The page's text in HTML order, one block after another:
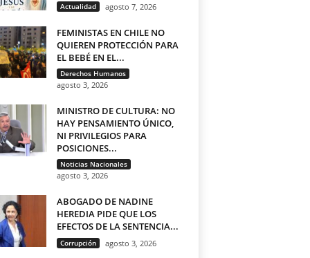
Actualidad agosto 7, 2026
FEMINISTAS EN CHILE NO
QUIEREN PROTECCIÓN PARA
EL BEBÉ EN EL...
Derechos Humanos
agosto 3, 2026
MINISTRO DE CULTURA: NO
HAY PENSAMIENTO ÚNICO,
NI PRIVILEGIOS PARA
POSICIONES...
Noticias Nacionales
agosto 3, 2026
ABOGADO DE NADINE
HEREDIA PIDE QUE LOS
EFECTOS DE LA SENTENCIA...
Corrupción agosto 3, 2026